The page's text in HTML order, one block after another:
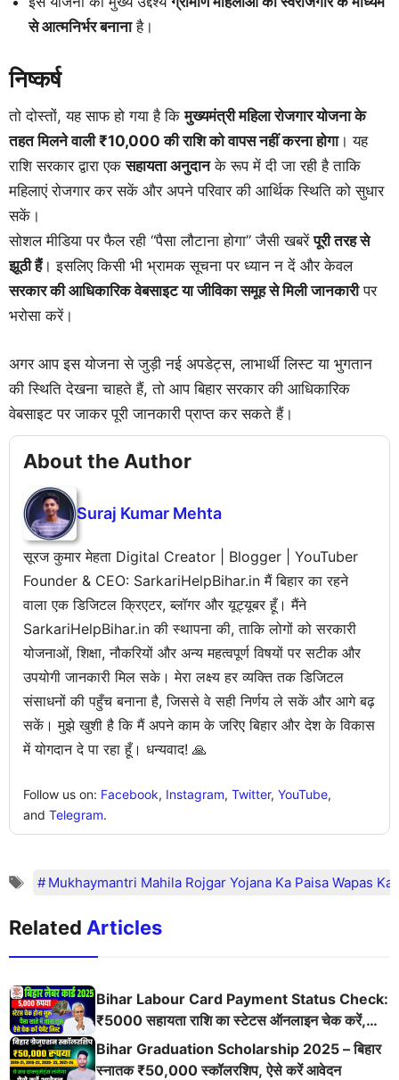
से आत्मनिर्भर बनानाहै।
निष्कर्ष
तो दोस्तों, यह साफ हो गया है किमुख्यमंत्री महिला रोजगार योजना के
तहत मिलने वाली ₹10,000 की राशि को वापस नहीं करना होगा। यह
राशि सरकार द्वारा एकसहायता अनुदानके रूप में दी जा रही है ताकि
महिलाएं रोजगार कर सकें और अपने परिवार की आर्थिक स्थिति को सुधार
सकें।
सोशल मीडिया पर फैल रही “पैसा लौटाना होगा” जैसी खबरेंपूरी तरह से
झूठी हैं। इसलिए किसी भी भ्रामक सूचना पर ध्यान न दें और केवल
सरकार की आधिकारिक वेबसाइट या जीविका समूह से मिली जानकारीपर
भरोसा करें।
अगर आप इस योजना से जुड़ी नई अपडेट्स, लाभार्थी लिस्ट या भुगतान
की स्थिति देखना चाहते हैं, तो आप बिहार सरकार की आधिकारिक
वेबसाइट पर जाकर पूरी जानकारी प्राप्त कर सकते हैं।
About the Author
Suraj Kumar Mehta
सूरज कुमार मेहता Digital Creator | Blogger | YouTuber
Founder & CEO: SarkariHelpBihar.in मैं बिहार का रहने
वाला एक डिजिटल क्रिएटर, ब्लॉगर और यूट्यूबर हूँ। मैंने
SarkariHelpBihar.in की स्थापना की, ताकि लोगों को सरकारी
योजनाओं, शिक्षा, नौकरियों और अन्य महत्वपूर्ण विषयों पर सटीक और
उपयोगी जानकारी मिल सके। मेरा लक्ष्य हर व्यक्ति तक डिजिटल
संसाधनों की पहुँच बनाना है, जिससे वे सही निर्णय ले सकें और आगे बढ़
सकें। मुझे खुशी है कि मैं अपने काम के जरिए बिहार और देश के विकास
में योगदान दे पा रहा हूँ। धन्यवाद! 🙏
Follow us on: Facebook, Instagram, Twitter, YouTube,
and Telegram.
Mukhaymantri Mahila Rojgar Yojana Ka Paisa Wapas
Related Articles
Bihar Labour Card Payment Status Check:
₹5000 सहायता राशि का स्टेटस ऑनलाइन चेक करें,
लाभार्थी लिस्ट और आवेदन प्रक्रिया
Bihar Graduation Scholarship 2025 – बिहार
स्नातक ₹50,000 स्कॉलरशिप, ऐसे करें आवेदन